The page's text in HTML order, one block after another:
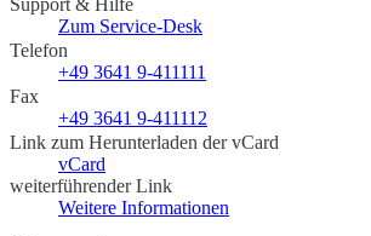
Zum Service-Desk
Telefon
+49 3641 9-411111
Fax
+49 3641 9-411112
Link zum Herunterladen der vCard
vCard
weiterführender Link
Weitere Informationen